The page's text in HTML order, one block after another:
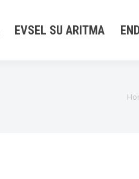
EVSEL SU ARITMA